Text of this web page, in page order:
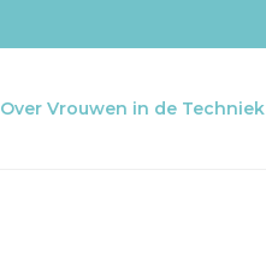
Over Vrouwen in de Techniek